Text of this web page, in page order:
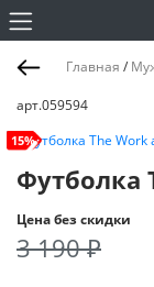
Главная /
арт.059594
15%
Футболка
Цена без скидки
3 190 ₽